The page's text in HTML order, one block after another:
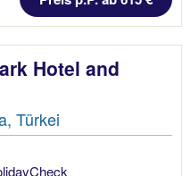
Hotel and
Türkei